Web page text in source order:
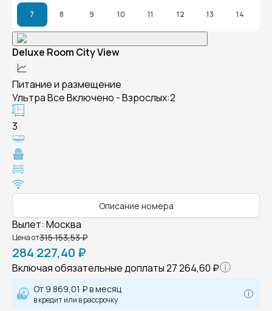
7 8 9 10 11 12 13 14
Deluxe Room City View
Питание и размещение
Ультра Все Включено - Взрослых:2
3
Описание номера
Вылет: Москва
Цена от315 153,53 ₽
284 227,40 ₽
Включая обязательные доплаты27 264,60 ₽
От 9 869,01 ₽в месяц
в кредит или в рассрочку